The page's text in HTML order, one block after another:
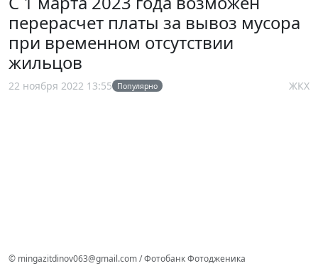
перерасчет платы за вывоз мусора
при временном отсутствии
жильцов
22 ноября 2022 13:55 Популярно ЖКХ
© mingazitdinov063@gmail.com / Фотобанк Фотодженика